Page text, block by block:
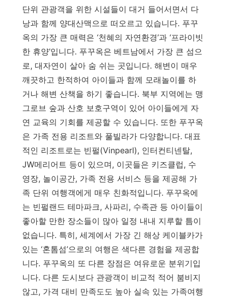
단위 관광객을 위한 시설들이 대거 들어서면서 다
낭과 함께 양대산맥으로 떠오르고 있습니다. 푸꾸
옥의 가장 큰 매력은 ‘천혜의 자연환경’과 ‘프라이빗
한 휴양’입니다. 푸꾸옥은 베트남에서 가장 큰 섬으
로, 대자연이 살아 숨 쉬는 곳입니다. 해변이 매우
깨끗하고 한적하여 아이들과 함께 모래놀이를 하
거나 해변 산책을 하기 좋습니다. 북부 지역에는 맹
그로브 숲과 산호 보호구역이 있어 아이들에게 자
연 교육의 기회를 제공할 수 있습니다. 또한 푸꾸옥
은 가족 전용 리조트와 풀빌라가 다양합니다. 대표
적인 리조트로는 빈펄(Vinpearl), 인터컨티넨탈,
JW메리어트 등이 있으며, 이곳들은 키즈클럽, 수
영장, 놀이공간, 가족 전용 서비스 등을 제공해 가
족 단위 여행객에게 매우 친화적입니다. 푸꾸옥에
는 빈펄랜드 테마파크, 사파리, 수족관 등 아이들이
좋아할 만한 장소들이 많아 일정 내내 지루할 틈이
없습니다. 특히, 세계에서 가장 긴 해상 케이블카가
있는 ‘혼톰섬’으로의 여행은 색다른 경험을 제공합
니다. 푸꾸옥의 또 다른 장점은 여유로운 분위기입
니다. 다른 도시보다 관광객이 비교적 적어 붐비지
않고, 가격 대비 만족도도 높아 실속 있는 가족여행